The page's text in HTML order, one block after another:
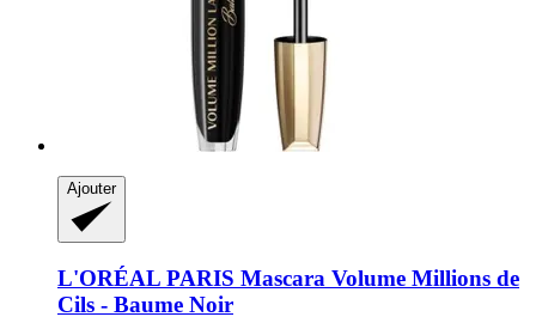
Ajouter
L'ORÉAL PARIS Mascara Volume Millions de
Cils -​ Baume Noir